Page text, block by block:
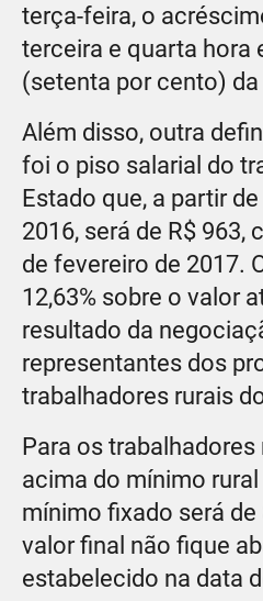
terça-feira, o
terceira e quarta hora
(setenta por cento)
Além disso, outra
foi o piso salarial do
Estado que, a partir
2016, será de R$ 963,
de fevereiro de 2017.
12,63% sobre o valor
resultado da
representantes dos
trabalhadores rurais
Para os
acima do mínimo
mínimo fixado será de
valor final não fique
estabelecido na data